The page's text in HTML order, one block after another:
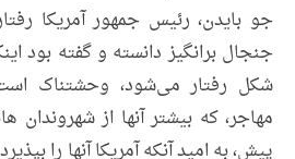
جو بایدن، رئیس جمهور آمریکا
جنجال برانگیز دانسته و گفته بود
شکل رفتار می‌شود، وحشتناک
مهاجر، که بیشتر آنها از شهروندان
پیش، به امید آنکه آمریکا آنها را